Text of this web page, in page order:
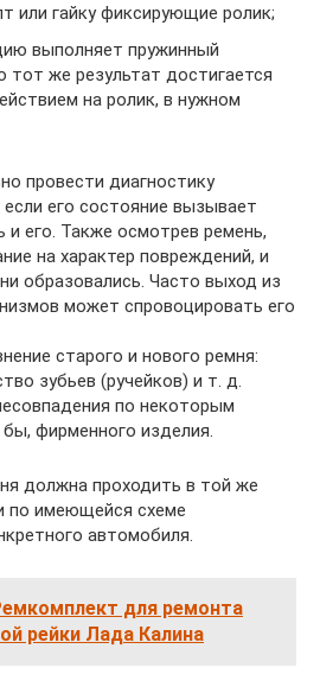
или гайку фиксирующие ролик;
выполняет пружинный
тот же результат достигается
на ролик, в нужном
провести диагностику
его состояние вызывает
и его. Также осмотрев ремень,
на характер повреждений, и
образовались. Часто выход из
может спровоцировать его
старого и нового ремня:
зубьев (ручейков) и т. д.
по некоторым
фирменного изделия.
должна проходить в той же
по имеющейся схеме
автомобиля.
для ремонта
рейки Лада Калина